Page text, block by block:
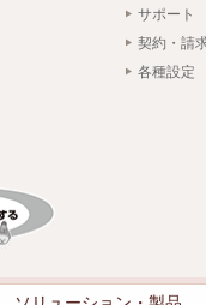
サポート
契約・請
各種設定